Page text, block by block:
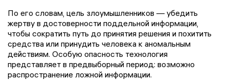
По его словам, цель злоумышленников — убедить
жертву в достоверности поддельной информации,
чтобы сократить путь до принятия решения и похитить
средства или принудить человека к аномальным
действиям. Особую опасность технология
представляет в предвыборный период: возможно
распространение ложной информации.